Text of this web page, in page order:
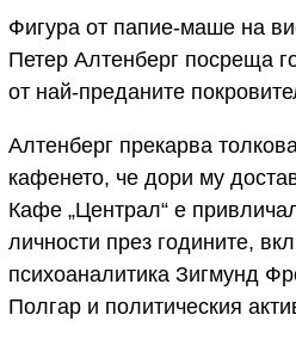
Фигура от папие-маше на
Петер Алтенберг посреща
от най-преданите
Алтенберг прекарва
кафенето, че дори му
Кафе „Централ“ е
личности през годините,
психоаналитика Зигмунд
Полгар и политическия